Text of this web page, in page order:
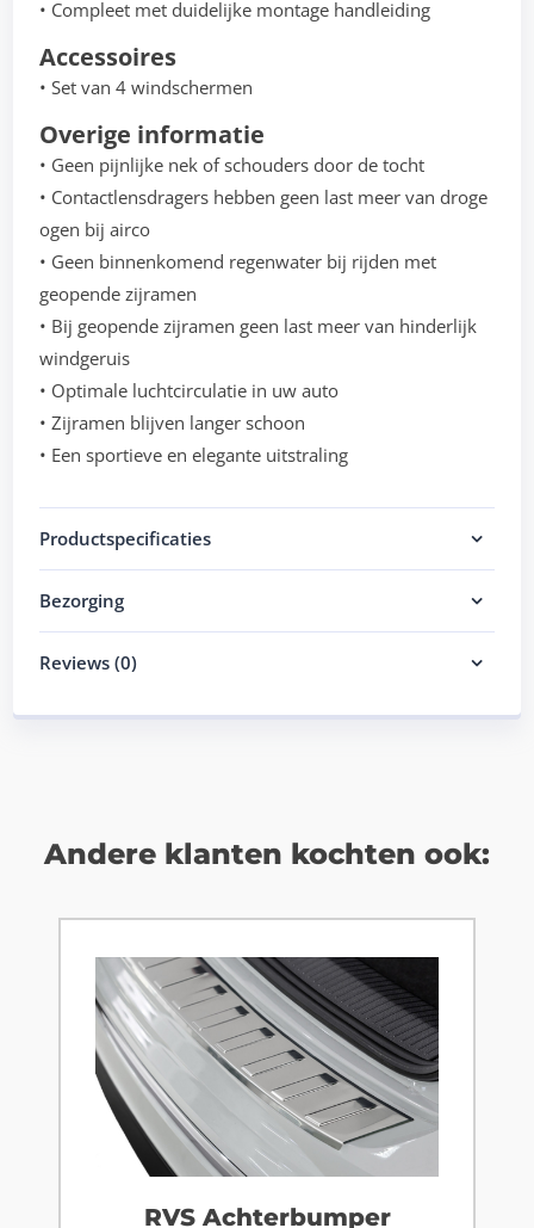
• Compleet met duidelijke montage handleiding
Accessoires
• Set van 4 windschermen
Overige informatie
• Geen pijnlijke nek of schouders door de tocht
• Contactlensdragers hebben geen last meer van droge
ogen bij airco
• Geen binnenkomend regenwater bij rijden met
geopende zijramen
• Bij geopende zijramen geen last meer van hinderlijk
windgeruis
• Optimale luchtcirculatie in uw auto
• Zijramen blijven langer schoon
• Een sportieve en elegante uitstraling
Productspecificaties
Bezorging
Reviews (0)
Andere klanten kochten ook:
RVS Achterbumper